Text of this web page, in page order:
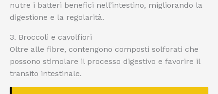
nutre i batteri benefici nell’intestino, migliorando la
digestione e la regolarità.
3. Broccoli e cavolfiori
Oltre alle fibre, contengono composti solforati che
possono stimolare il processo digestivo e favorire il
transito intestinale.